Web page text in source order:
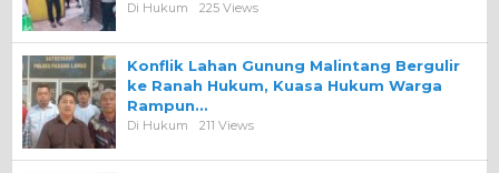
Di Hukum 225 Views
Konflik Lahan Gunung Malintang Bergulir
ke Ranah Hukum, Kuasa Hukum Warga
Rampun…
Di Hukum 211 Views